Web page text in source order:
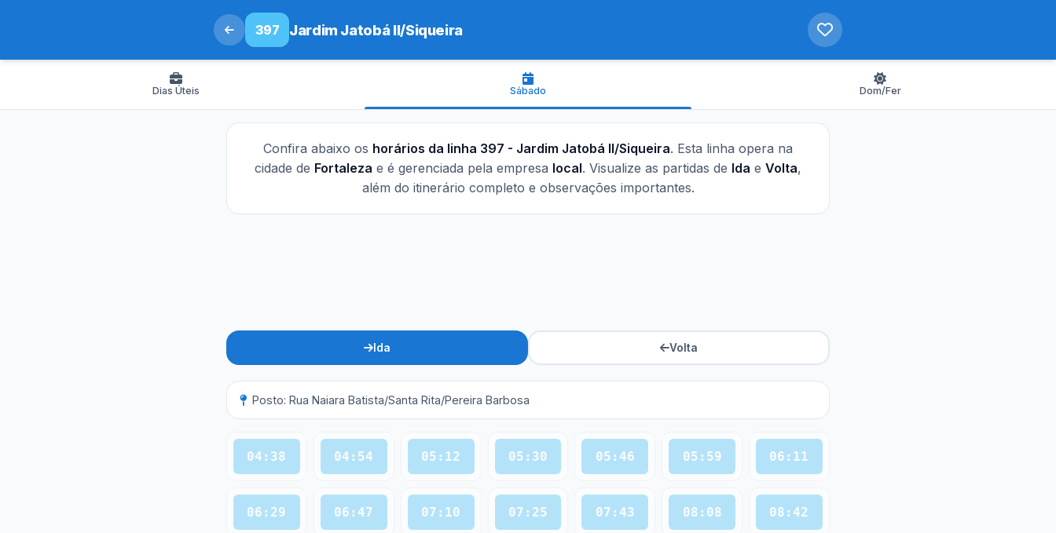
397 Jardim Jatobá II/Siqueira
Dias Úteis Sábado Dom/Fer
Confira abaixo os horários da linha 397 - Jardim Jatobá II/Siqueira. Esta linha opera na
cidade de Fortaleza e é gerenciada pela empresa local. Visualize as partidas de Ida e Volta,
além do itinerário completo e observações importantes.
Ida Volta
Posto: Rua Naiara Batista/Santa Rita/Pereira Barbosa
04:38 04:54 05:12 05:30 05:46 05:59 06:11
06:29 06:47 07:10 07:25 07:43 08:08 08:42